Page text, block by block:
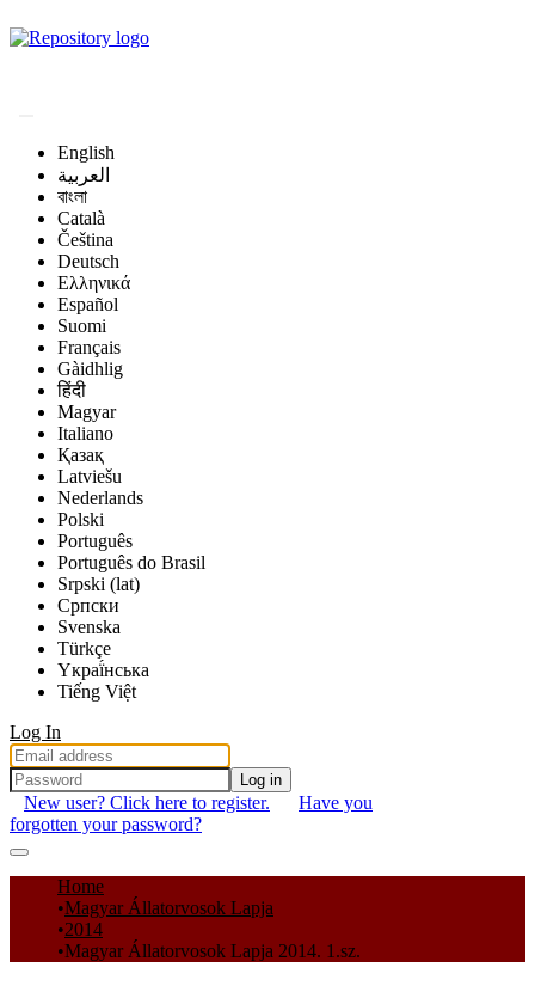
English
العربية
বাংলা
Català
Čeština
Deutsch
Ελληνικά
Español
Suomi
Français
Gàidhlig
हिंदी
Magyar
Italiano
Қазақ
Latviešu
Nederlands
Polski
Português
Português do Brasil
Srpski (lat)
Српски
Svenska
Türkçe
Yкраї́нська
Tiếng Việt
Log In
Log in
New user? Click here to register.
Have you
forgotten your password?
Communities & Collections
All of DSpace
Statistics
Home
Magyar Állatorvosok Lapja
2014
Magyar Állatorvosok Lapja 2014. 1.sz.